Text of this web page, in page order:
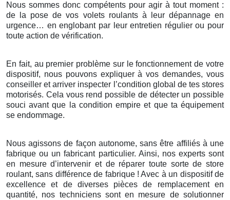
Nous sommes donc compétents pour agir à tout moment :
de la pose de vos volets roulants à leur dépannage en
urgence… en englobant par leur entretien régulier ou pour
toute action de vérification.
En fait, au premier problème sur le fonctionnement de votre
dispositif, nous pouvons expliquer à vos demandes, vous
conseiller et arriver inspecter l’condition global de tes stores
motorisés. Cela vous rend possible de détecter un possible
souci avant que la condition empire et que ta équipement
se endommage.
Nous agissons de façon autonome, sans être affiliés à une
fabrique ou un fabricant particulier. Ainsi, nos experts sont
en mesure d’intervenir et de réparer toute sorte de store
roulant, sans différence de fabrique ! Avec à un dispositif de
excellence et de diverses pièces de remplacement en
quantité, nos techniciens sont en mesure de solutionner